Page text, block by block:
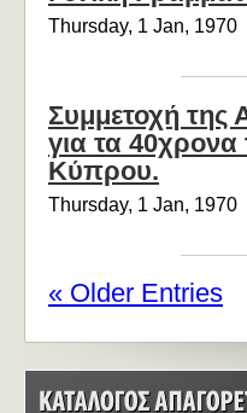
Thursday, 1 Jan, 1970
Συμμετοχή της
για τα 40χρονα
Κύπρου.
Thursday, 1 Jan, 1970
« Older Entries